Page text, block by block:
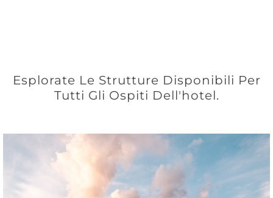
Esplorate Le Strutture Disponibili Per
Tutti Gli Ospiti Dell'hotel.